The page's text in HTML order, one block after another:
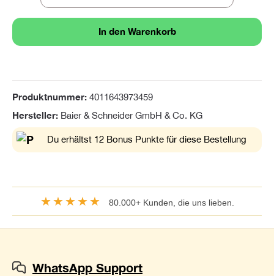
In den Warenkorb
Produktnummer: 4011643973459
Hersteller: Baier & Schneider GmbH & Co. KG
Du erhältst 12 Bonus Punkte für diese Bestellung
★★★★★ 80.000+ Kunden, die uns lieben.
WhatsApp Support